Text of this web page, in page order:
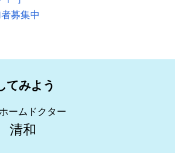
募集中
てみよう
ームドクター
清和